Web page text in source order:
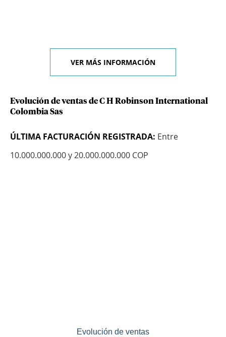
VER MÁS INFORMACIÓN
Evolución de ventas de C H Robinson International
Colombia Sas
ÚLTIMA FACTURACIÓN REGISTRADA: Entre
10.000.000.000 y 20.000.000.000 COP
Evolución de ventas